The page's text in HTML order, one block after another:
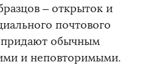
– открыток и
почтового
обычным
и неповторимыми.